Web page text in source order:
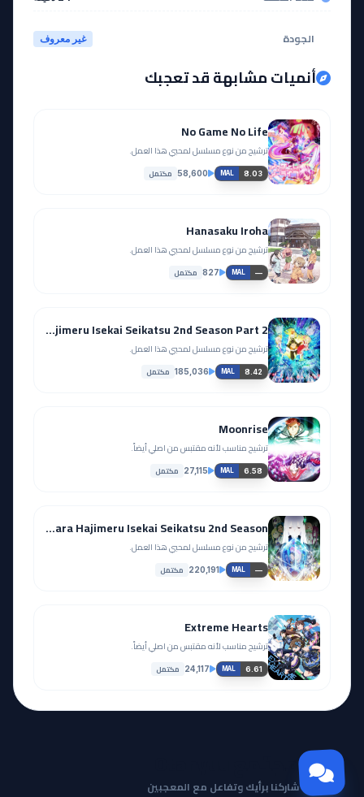
الجودة غير معروف
أنميات مشابهة قد تعجبك
No Game No Life
ترشيح من نوع مسلسل لمحبي هذا العمل.
MAL 8.03
58,600 مكتمل
Hanasaku Iroha
ترشيح من نوع مسلسل لمحبي هذا العمل.
MAL —
827 مكتمل
Re:Zero kara Hajimeru Isekai Seikatsu 2nd Season Part 2
ترشيح من نوع مسلسل لمحبي هذا العمل.
MAL 8.42
185,036 مكتمل
Moonrise
ترشيح مناسب لأنه مقتبس من اصلي أيضاً.
MAL 6.58
27,115 مكتمل
Re:Zero kara Hajimeru Isekai Seikatsu 2nd Season
ترشيح من نوع مسلسل لمحبي هذا العمل.
MAL —
220,191 مكتمل
Extreme Hearts
ترشيح مناسب لأنه مقتبس من اصلي أيضاً.
MAL 6.61
24,117 مكتمل
مجتمع Otanyuu
شاركنا برأيك وتفاعل مع المعجبين